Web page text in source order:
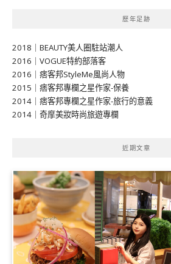
歷年足跡
2018｜BEAUTY美人圈駐站潮人
2016｜VOGUE特約部落客
2016｜痞客邦StyleMe風尚人物
2015｜痞客邦專欄之星作家-保養
2014｜痞客邦專欄之星作家-旅行的意義
2014｜奇摩美妝時尚旅遊專欄
近期文章